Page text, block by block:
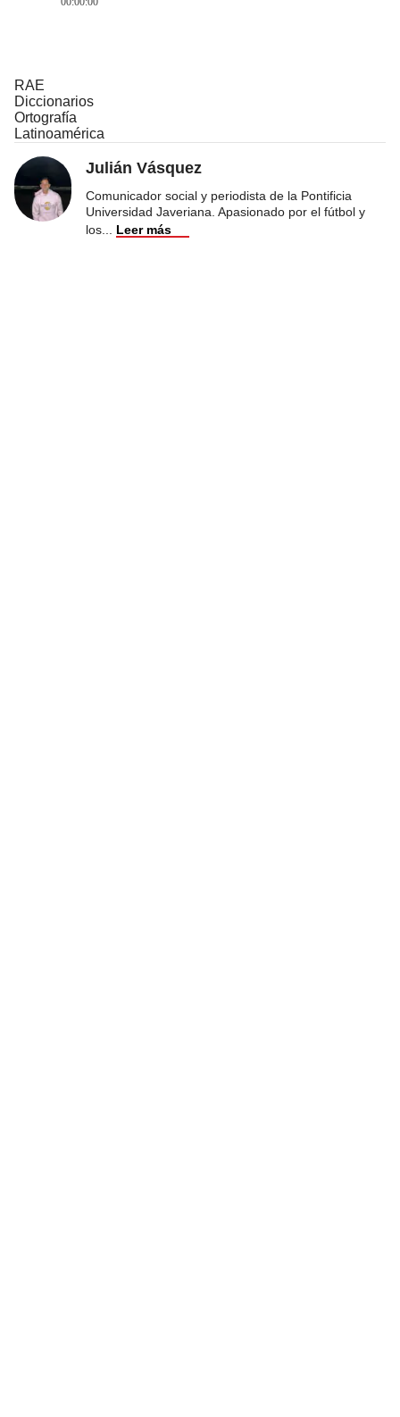
RAE
Diccionarios
Ortografía
Latinoamérica
Julián Vásquez
Comunicador social y periodista de la Pontificia
Universidad Javeriana. Apasionado por el fútbol y
los
Leer más